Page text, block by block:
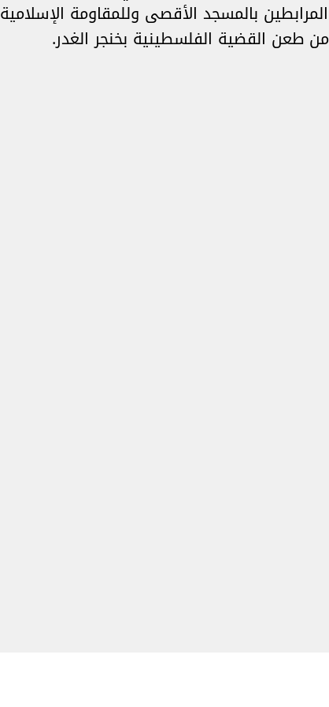
بالمسجد الأقصى وللمقاومة
طعن القضية الفلسطينية بخنجر الغدر.